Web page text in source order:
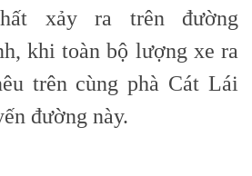
xảy ra trên đường
khi toàn bộ lượng xe ra
trên cùng phà Cát Lái
đường này.